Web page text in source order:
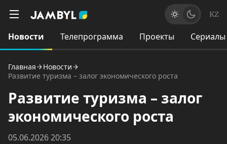
KZ
Новости Телепрограмма Проекты Сериалы
Главная
Новости
Развитие туризма – залог экономического роста
Развитие туризма – залог
экономического роста
05.06.2026 20:35